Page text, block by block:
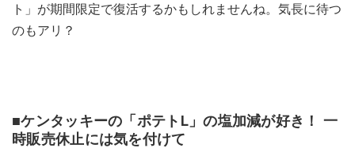
ト」が期間限定で復活するかもしれませんね。気長に待つ
のもアリ？
■ケンタッキーの「ポテトL」の塩加減が好き！ 一
時販売休止には気を付けて